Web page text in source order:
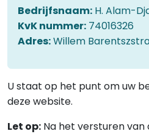
Bedrijfsnaam: H. Alam-
KvK nummer: 74016326
Adres:Willem
U staat op het punt om uw
deze website.
Let op: Na het versturen